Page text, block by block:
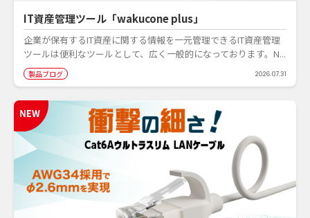
IT資産管理ツール「wakucone plus」
企業が保有するIT資産に関する情報を一元管理できるIT資産管理
ツールは便利なツールとして、広く一般的になっております。N...
製品ブログ 2026.07.31